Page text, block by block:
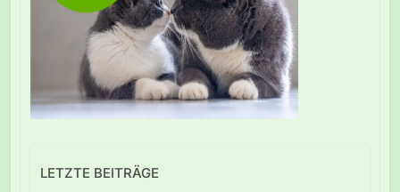
LETZTE BEITRÄGE